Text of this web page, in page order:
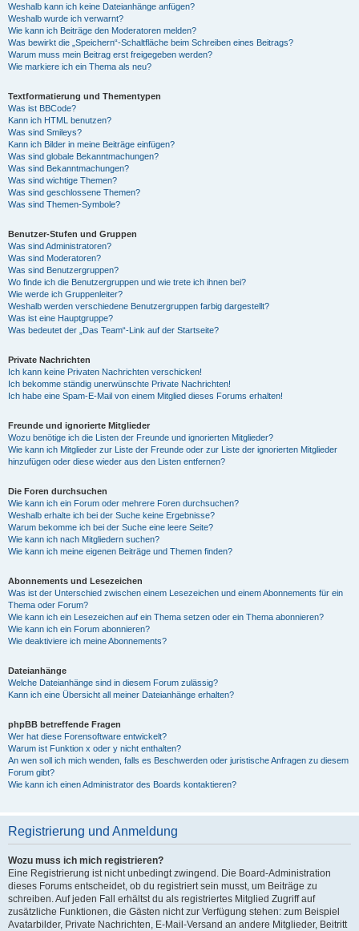
Weshalb kann ich keine Dateianhänge anfügen?
Weshalb wurde ich verwarnt?
Wie kann ich Beiträge den Moderatoren melden?
Was bewirkt die „Speichern“-Schaltfläche beim Schreiben eines Beitrags?
Warum muss mein Beitrag erst freigegeben werden?
Wie markiere ich ein Thema als neu?
Textformatierung und Thementypen
Was ist BBCode?
Kann ich HTML benutzen?
Was sind Smileys?
Kann ich Bilder in meine Beiträge einfügen?
Was sind globale Bekanntmachungen?
Was sind Bekanntmachungen?
Was sind wichtige Themen?
Was sind geschlossene Themen?
Was sind Themen-Symbole?
Benutzer-Stufen und Gruppen
Was sind Administratoren?
Was sind Moderatoren?
Was sind Benutzergruppen?
Wo finde ich die Benutzergruppen und wie trete ich ihnen bei?
Wie werde ich Gruppenleiter?
Weshalb werden verschiedene Benutzergruppen farbig dargestellt?
Was ist eine Hauptgruppe?
Was bedeutet der „Das Team“-Link auf der Startseite?
Private Nachrichten
Ich kann keine Privaten Nachrichten verschicken!
Ich bekomme ständig unerwünschte Private Nachrichten!
Ich habe eine Spam-E-Mail von einem Mitglied dieses Forums erhalten!
Freunde und ignorierte Mitglieder
Wozu benötige ich die Listen der Freunde und ignorierten Mitglieder?
Wie kann ich Mitglieder zur Liste der Freunde oder zur Liste der ignorierten Mitglieder
hinzufügen oder diese wieder aus den Listen entfernen?
Die Foren durchsuchen
Wie kann ich ein Forum oder mehrere Foren durchsuchen?
Weshalb erhalte ich bei der Suche keine Ergebnisse?
Warum bekomme ich bei der Suche eine leere Seite?
Wie kann ich nach Mitgliedern suchen?
Wie kann ich meine eigenen Beiträge und Themen finden?
Abonnements und Lesezeichen
Was ist der Unterschied zwischen einem Lesezeichen und einem Abonnements für ein
Thema oder Forum?
Wie kann ich ein Lesezeichen auf ein Thema setzen oder ein Thema abonnieren?
Wie kann ich ein Forum abonnieren?
Wie deaktiviere ich meine Abonnements?
Dateianhänge
Welche Dateianhänge sind in diesem Forum zulässig?
Kann ich eine Übersicht all meiner Dateianhänge erhalten?
phpBB betreffende Fragen
Wer hat diese Forensoftware entwickelt?
Warum ist Funktion x oder y nicht enthalten?
An wen soll ich mich wenden, falls es Beschwerden oder juristische Anfragen zu diesem
Forum gibt?
Wie kann ich einen Administrator des Boards kontaktieren?
Registrierung und Anmeldung
Wozu muss ich mich registrieren?
Eine Registrierung ist nicht unbedingt zwingend. Die Board-Administration
dieses Forums entscheidet, ob du registriert sein musst, um Beiträge zu
schreiben. Auf jeden Fall erhältst du als registriertes Mitglied Zugriff auf
zusätzliche Funktionen, die Gästen nicht zur Verfügung stehen: zum Beispiel
Avatarbilder, Private Nachrichten, E-Mail-Versand an andere Mitglieder, Beitritt